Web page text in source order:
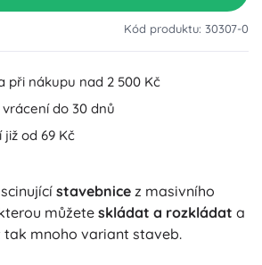
Kód produktu: 30307-0
při nákupu nad 2 500 Kč
do 30 dnů
od 69 Kč
stavebnicez masivního
můžete skládat a rozkládat a
mnoho variant staveb.